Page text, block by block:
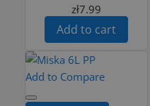
zł7.99
Add to cart
Add to Compare